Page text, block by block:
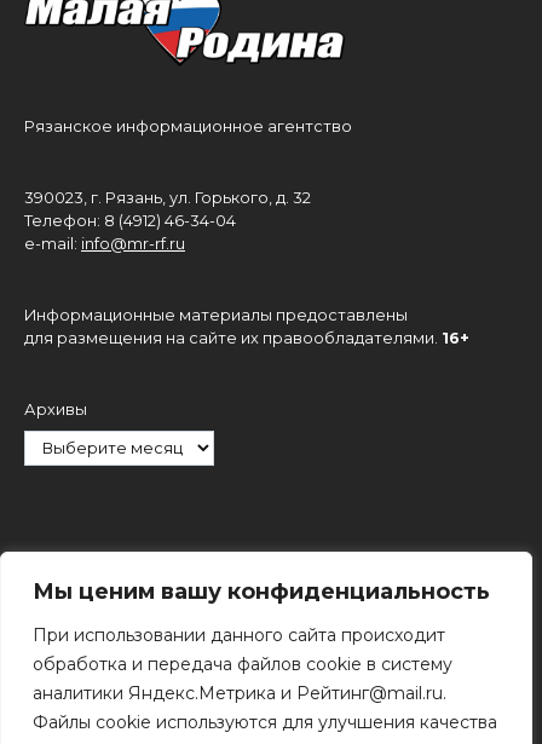
Мы ценим вашу конфиденциальность
При использовании данного сайта происходит
обработка и передача файлов cookie в систему
аналитики Яндекс.Метрика и Рейтинг@mail.ru.
Файлы cookie используются для улучшения качества
Рязанское информационное агентство
390023, г. Рязань, ул. Горького, д. 32
Телефон: 8 (4912) 46-34-04
e-mail: info@mr-rf.ru
Информационные материалы предоставлены
для размещения на сайте их правообладателями. 16+
Архивы